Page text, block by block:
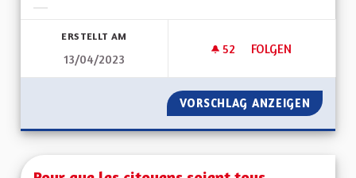
ERSTELLT AM
13/04/2023
52 52 FOLLOWER
FOLGEN
MA PROPOSITION
VORSCHLAG ANZEIGEN MA